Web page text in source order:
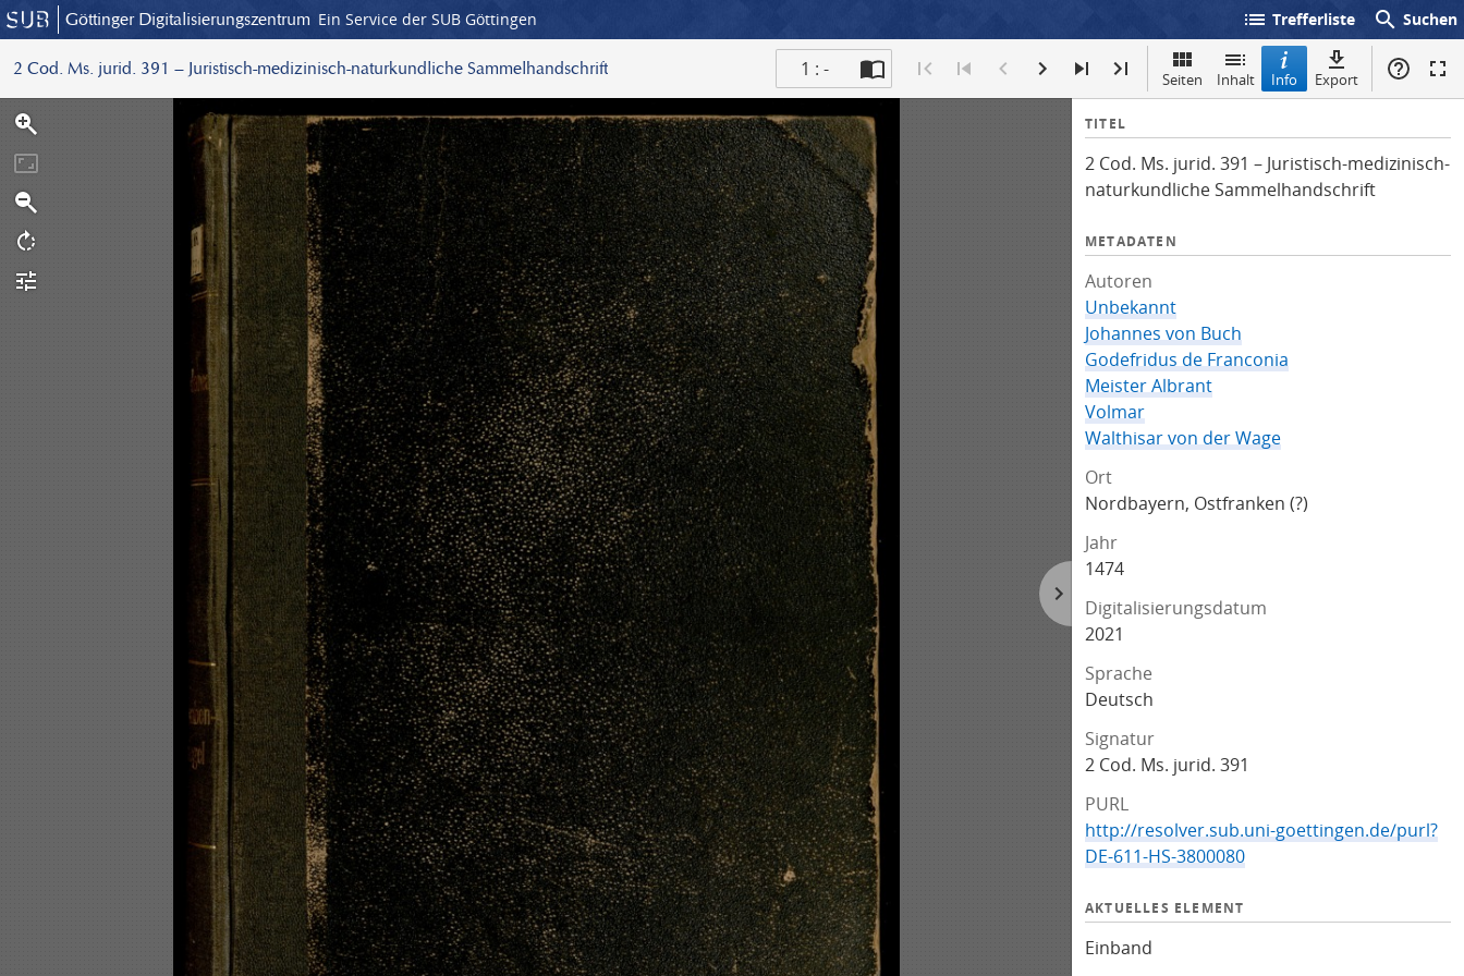
Göttinger Digitalisierungszentrum Ein Service der SUB Göttingen list Trefferliste search Suchen
2 Cod. Ms. jurid. 391 – Juristisch-medizinisch-naturkundliche Sammelhandschrift 1 : - Seiten Inhalt Info Export
I
f
o
TITEL
2 Cod. Ms. jurid. 391 – Juristisch-medizinisch-
naturkundliche Sammelhandschrift
METADATEN
Autoren
Unbekannt
Johannes von Buch
Godefridus de Franconia
Meister Albrant
Volmar
Walthisar von der Wage
Ort
Nordbayern, Ostfranken (?)
Jahr
1474
Digitalisierungsdatum
2021
Sprache
Deutsch
Signatur
2 Cod. Ms. jurid. 391
PURL
http://resolver.sub.uni-goettingen.de/purl?
DE-611-HS-3800080
AKTUELLES ELEMENT
Einband